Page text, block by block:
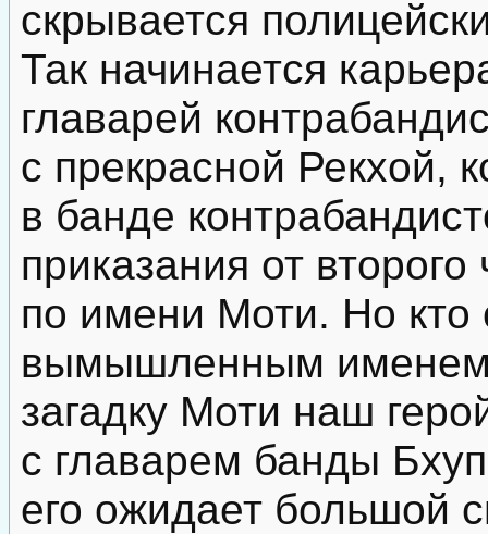
скрывается
Так начинается
главарей
с прекрасной Рекхой,
в банде
приказания от
по имени Моти. Но кто
вымышленным
загадку Моти наш
с главарем банды
его ожидает большой